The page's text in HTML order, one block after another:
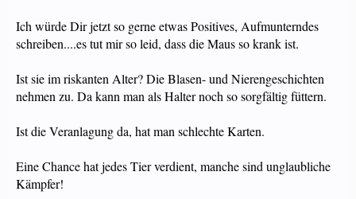
Ich würde Dir jetzt so gerne etwas Positives, Aufmunterndes
schreiben....es tut mir so leid, dass die Maus so krank ist.
Ist sie im riskanten Alter? Die Blasen- und Nierengeschichten
nehmen zu. Da kann man als Halter noch so sorgfältig füttern.
Ist die Veranlagung da, hat man schlechte Karten.
Eine Chance hat jedes Tier verdient, manche sind unglaubliche
Kämpfer!